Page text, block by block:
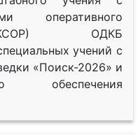
оперативного
ОДКБ
учений с
«Поиск-2026» и
обеспечения